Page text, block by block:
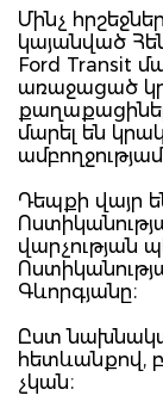
Մինչ
կայանված
Ford Transit
առաջացած
մարել են
Դեպքի վայր
վարչության
Գևորգյանը։
Ըստ
հետևանքով,
չկան։